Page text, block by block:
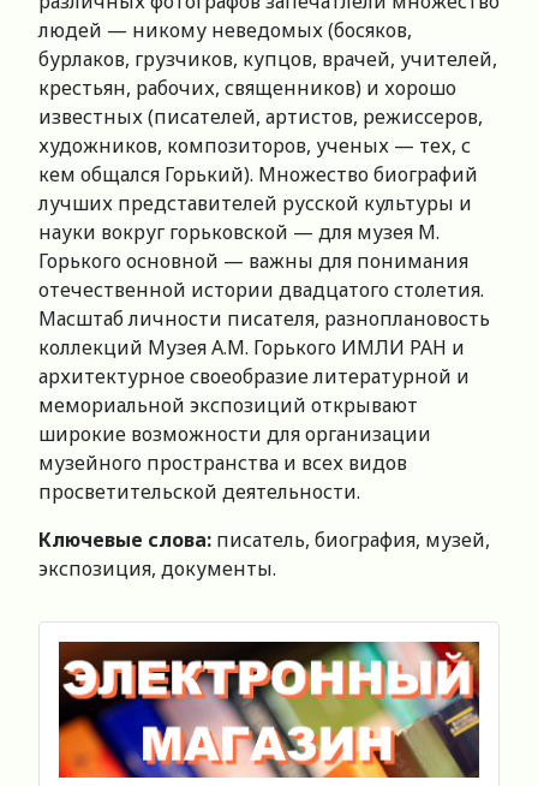
людей — никому неведомых (босяков,
бурлаков, грузчиков, купцов, врачей, учителей,
крестьян, рабочих, священников) и хорошо
известных (писателей, артистов, режиссеров,
художников, композиторов, ученых — тех, с
кем общался Горький). Множество биографий
лучших представителей русской культуры и
науки вокруг горьковской — для музея М.
Горького основной — важны для понимания
отечественной истории двадцатого столетия.
Масштаб личности писателя, разноплановость
коллекций Музея А.М. Горького ИМЛИ РАН и
архитектурное своеобразие литературной и
мемориальной экспозиций открывают
широкие возможности для организации
музейного пространства и всех видов
просветительской деятельности.
Ключевые слова: писатель, биография, музей,
экспозиция, документы.